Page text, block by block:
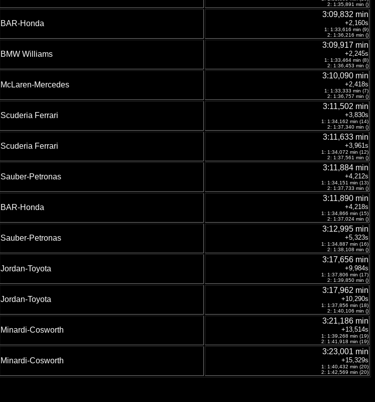
2: 1:35,891 min ()
BAR-Honda
3:09,832 min
+2,160s
1: 1:33,616 min (9)
2: 1:36,216 min ()
BMW Williams
3:09,917 min
+2,245s
1: 1:33,464 min (8)
2: 1:36,453 min ()
McLaren-Mercedes
3:10,090 min
+2,418s
1: 1:33,333 min (7)
2: 1:36,757 min ()
Scuderia Ferrari
3:11,502 min
+3,830s
1: 1:34,162 min (14)
2: 1:37,340 min ()
Scuderia Ferrari
3:11,633 min
+3,961s
1: 1:34,072 min (12)
2: 1:37,561 min ()
Sauber-Petronas
3:11,884 min
+4,212s
1: 1:34,151 min (13)
2: 1:37,733 min ()
BAR-Honda
3:11,890 min
+4,218s
1: 1:34,866 min (15)
2: 1:37,024 min ()
Sauber-Petronas
3:12,995 min
+5,323s
1: 1:34,887 min (16)
2: 1:38,108 min ()
Jordan-Toyota
3:17,656 min
+9,984s
1: 1:37,806 min (17)
2: 1:39,850 min ()
Jordan-Toyota
3:17,962 min
+10,290s
1: 1:37,856 min (18)
2: 1:40,106 min ()
Minardi-Cosworth
3:21,186 min
+13,514s
1: 1:39,268 min (19)
2: 1:41,918 min (19)
Minardi-Cosworth
3:23,001 min
+15,329s
1: 1:40,432 min (20)
2: 1:42,569 min (20)